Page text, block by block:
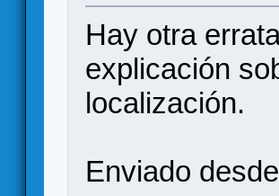
Hay otra
explicación
localización.
Enviado